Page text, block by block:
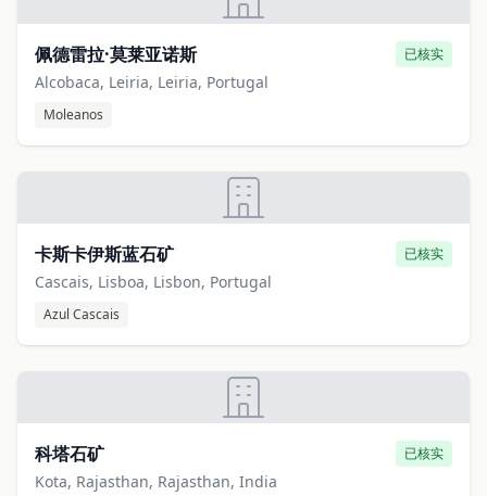
佩德雷拉·莫莱亚诺斯 已核实
Alcobaca, Leiria, Leiria, Portugal
Moleanos
卡斯卡伊斯蓝石矿 已核实
Cascais, Lisboa, Lisbon, Portugal
Azul Cascais
科塔石矿 已核实
Kota, Rajasthan, Rajasthan, India